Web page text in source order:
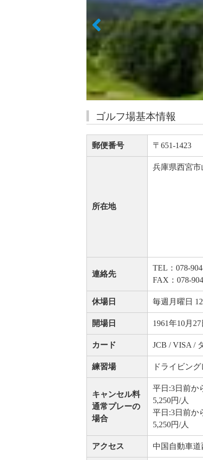
ゴルフ場基本情報
郵便番号 〒651-1423
所在地
兵庫県西宮市
連絡先
TEL：078-
FAX：078-
休場日 毎週月曜日
開場日 1961年10月27
カード JCB / VISA /
練習場 ドライビン
キャンセル料
通常プレーの
場合
平日:3日前か
5,250円/人
平日:3日前か
5,250円/人
アクセス 中国自動車